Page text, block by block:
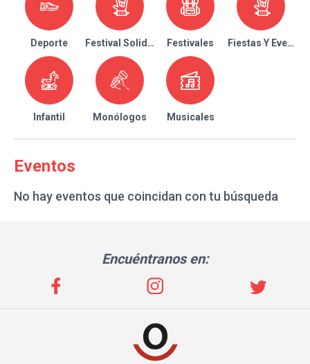
Deporte Festival Solidario Festivales Fiestas Y Eventos
Infantil Monólogos Musicales
Eventos
No hay eventos que coincidan con tu búsqueda
Encuéntranos en: